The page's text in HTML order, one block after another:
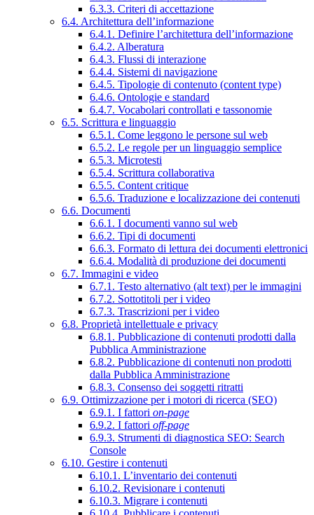
6.3.3. Criteri di accettazione
6.4. Architettura dell’informazione
6.4.1. Definire l’architettura dell’informazione
6.4.2. Alberatura
6.4.3. Flussi di interazione
6.4.4. Sistemi di navigazione
6.4.5. Tipologie di contenuto (content type)
6.4.6. Ontologie e standard
6.4.7. Vocabolari controllati e tassonomie
6.5. Scrittura e linguaggio
6.5.1. Come leggono le persone sul web
6.5.2. Le regole per un linguaggio semplice
6.5.3. Microtesti
6.5.4. Scrittura collaborativa
6.5.5. Content critique
6.5.6. Traduzione e localizzazione dei contenuti
6.6. Documenti
6.6.1. I documenti vanno sul web
6.6.2. Tipi di documenti
6.6.3. Formato di lettura dei documenti elettronici
6.6.4. Modalità di produzione dei documenti
6.7. Immagini e video
6.7.1. Testo alternativo (alt text) per le immagini
6.7.2. Sottotitoli per i video
6.7.3. Trascrizioni per i video
6.8. Proprietà intellettuale e privacy
6.8.1. Pubblicazione di contenuti prodotti dalla
Pubblica Amministrazione
6.8.2. Pubblicazione di contenuti non prodotti
dalla Pubblica Amministrazione
6.8.3. Consenso dei soggetti ritratti
6.9. Ottimizzazione per i motori di ricerca (SEO)
6.9.1. I fattori on-page
6.9.2. I fattori off-page
6.9.3. Strumenti di diagnostica SEO: Search
Console
6.10. Gestire i contenuti
6.10.1. L’inventario dei contenuti
6.10.2. Revisionare i contenuti
6.10.3. Migrare i contenuti